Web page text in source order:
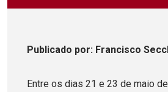
Publicado por: Francisco
Entre os dias 21 e 23 de maio